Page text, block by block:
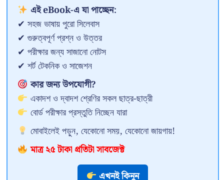
এই eBook-এ যা পাচ্ছেন:
✔ সহজ ভাষায় পুরো সিলেবাস
✔ গুরুত্বপূর্ণ প্রশ্ন ও উত্তর
✔ পরীক্ষার জন্য সাজানো নোটস
✔ শর্ট টেকনিক ও সাজেশন
কার জন্য উপযোগী?
একাদশ ও দ্বাদশ শ্রেণির সকল ছাত্র-ছাত্রী
বোর্ড পরীক্ষার প্রস্তুতি নিচ্ছেন যারা
মোবাইলেই পড়ুন, যেকোনো সময়, যেকোনো জায়গায়!
মাত্র ২৫ টাকা প্রতিটা সাবজেক্ট
এখনই কিনুন